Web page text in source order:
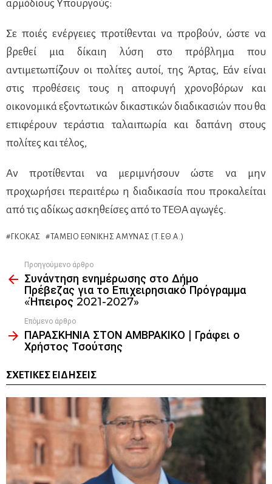
αρμόδιους Υπουργούς:
Σε ποιές ενέργειες προτίθενται να προβούν, ώστε να
βρεθεί μια δίκαιη λύση στο πρόβλημα που
αντιμετωπίζουν οι πολίτες αυτοί, της Άρτας, Εάν είναι
στις προθέσεις τους η αποφυγή χρονοβόρων και
οικονομικά εξοντωτικών δικαστικών διαδικασιών που θα
επιφέρουν τεράστια ταλαιπωρία και δαπάνη στους
πολίτες και τέλος,
Αν προτίθενται να μεριμνήσουν ώστε να μην
προχωρήσει περαιτέρω η διαδικασία που προκαλείται
από τις αδίκως ασκηθείσες από το ΤΕΘΑ αγωγές.
ΓΚΌΚΑΣ ΤΑΜΕΊΟ ΕΘΝΙΚΉΣ ΆΜΥΝΑΣ (Τ.ΕΘ.Α.)
more
Προηγούμενο άρθρο
Συνάντηση ενημέρωσης στο Δήμο
Πρέβεζας για το Επιχειρησιακό Πρόγραμμα
«Ήπειρος 2021-2027»
Επόμενο άρθρο
ΠΑΡΑΣΚΗΝΙΑ ΣΤΟΝ ΑΜΒΡΑΚΙΚΟ | Γράφει ο
Χρήστος Τσούτσης
ΣΧΕΤΙΚΈΣ ΕΙΔΉΣΕΙΣ